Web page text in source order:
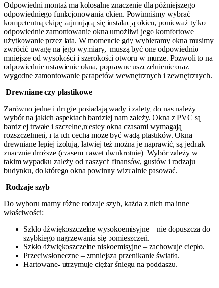
Odpowiedni montaż ma kolosalne znaczenie dla późniejszego
odpowiedniego funkcjonowania okien. Powinniśmy wybrać
kompetentną ekipę zajmującą się instalacją okien, ponieważ tylko
odpowiednie zamontowanie okna umożliwi jego komfortowe
użytkowanie przez lata. W momencie gdy wybieramy okna musimy
zwrócić uwagę na jego wymiary, muszą być one odpowiednio
mniejsze od wysokości i szerokości otworu w murze. Pozwoli to na
odpowiednie ustawienie okna, poprawne uszczelnienie oraz
wygodne zamontowanie parapetów wewnętrznych i zewnętrznych.
Drewniane czy plastikowe
Zarówno jedne i drugie posiadają wady i zalety, do nas należy
wybór na jakich aspektach bardziej nam zależy. Okna z PVC są
bardziej trwałe i szczelne,niestey okna czasami wymagają
rozszczelnień, i ta ich cecha może być wadą plastików. Okna
drewniane lepiej izolują, łatwiej też można je naprawić, są jednak
znacznie droższe (czasem nawet dwukrotnie). Wybór zależy w
takim wypadku zależy od naszych finansów, gustów i rodzaju
budynku, do którego okna powinny wizualnie pasować.
Rodzaje szyb
Do wyboru mamy różne rodzaje szyb, każda z nich ma inne
właściwości:
Szkło dźwiękoszczelne wysokoemisyjne – nie dopuszcza do
szybkiego nagrzewania się pomieszczeń.
Szkło dźwiękoszczelne niskoemisyjne – zachowuje ciepło.
Przeciwsłoneczne – zmniejsza przenikanie światła.
Hartowane- utrzymuje ciężar śniegu na poddaszu.